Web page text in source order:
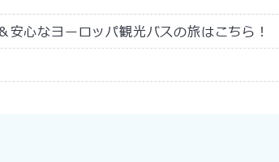
心なヨーロッパ観光バスの旅はこちら！